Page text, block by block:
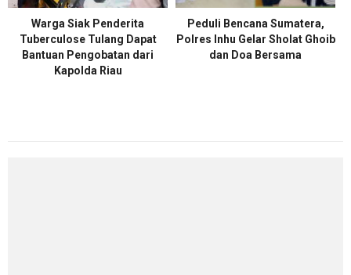
Warga Siak Penderita
Tuberculose Tulang Dapat
Bantuan Pengobatan dari
Kapolda Riau
Peduli Bencana Sumatera,
Polres Inhu Gelar Sholat Ghoib
dan Doa Bersama